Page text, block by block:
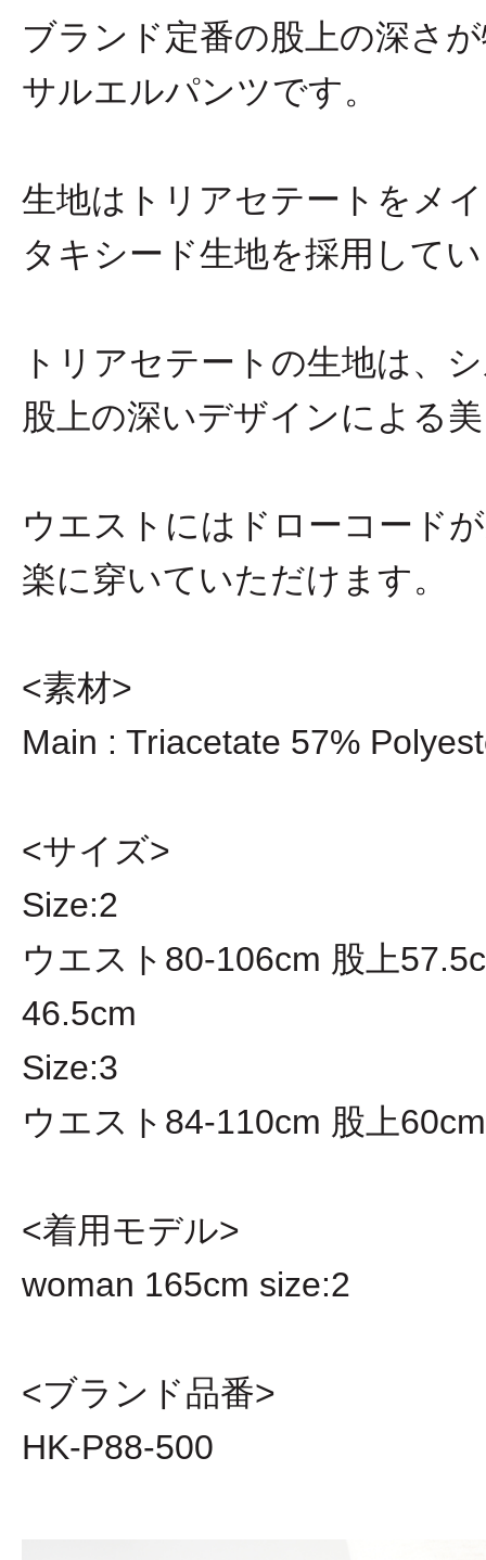
ブランド定番の股上の深さ
サルエルパンツです。
生地はトリアセテートをメ
タキシード生地を採用して
トリアセテートの生地は、
股上の深いデザインによる
ウエストにはドローコード
楽に穿いていただけます。
<素材>
Main : Triacetate 57%
<サイズ>
Size:2
ウエスト80-106cm 股上
46.5cm
Size:3
ウエスト84-110cm 股上
<着用モデル>
woman 165cm size:2
<ブランド品番>
HK-P88-500